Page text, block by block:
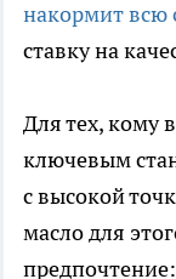
накормит всю
ставку на
Для тех, кому
ключевым
с высокой
масло для
предпочтение: